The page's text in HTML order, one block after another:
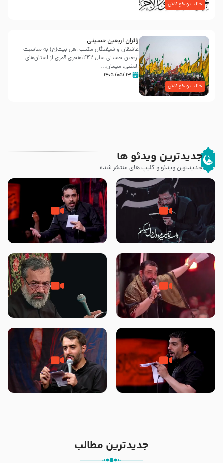
جالب و خواندنی
جالب و خواندنی
زائران اربعین حسینی
عاشقان و شیفتگان مکتب اهل بیت(ع) به مناسبت
اربعین حسینی سال ۱۴۴۲هجری قمری از استان‌های
المثنی، میسان...
۱۳ /۰۵/ ۱۴۰۵
جدیدترین ویدئو ها
جدیدترین ویدئو و کلیپ های منتشر شده
مصداق کربلا – حاج حسین سیب
سرخی
شور ، حسینا! به‌ حق زهرا «أُنْظُرْ
إِلَینا» – عزاداری شب هفتم ماه
جانا جانا ابی عبدالله – کربلایی جواد
مقدم – شب هشتم محرم 1448 –
مادر منم مثل تو خمیدم – حاج
محمود کریمی – شهادت حضرت
هیئت رایة العباس علیه السلام
تک ، عبّاس، صاحب دل‌هاست –
حاج حنیف طاهری – عزاداری شب
من غلام نوکراتم من عاشق کربلاتم
– شور زمینه – شب هفتم – محرم
جدیدترین مطالب